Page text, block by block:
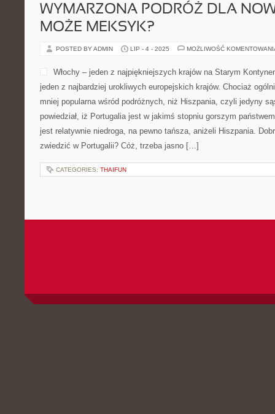
WYMARZONA PODRÓŻ DLA
MOŻE MEKSYK?
POSTED BY ADMIN LIP - 4 - 2025 MOŻLIWOŚĆ
Włochy – jeden z najpiękniejszych krajów na Starym
jeden z najbardziej urokliwych europejskich krajów. Chociaż
mniej popularna wśród podróżnych, niż Hiszpania, czyli jedyny
powiedział, iż Portugalia jest w jakimś stopniu gorszym
jest relatywnie niedroga, na pewno tańsza, aniżeli Hiszpania.
zwiedzić w Portugalii? Cóż, trzeba jasno […]
CATEGORIES: THAIFUN